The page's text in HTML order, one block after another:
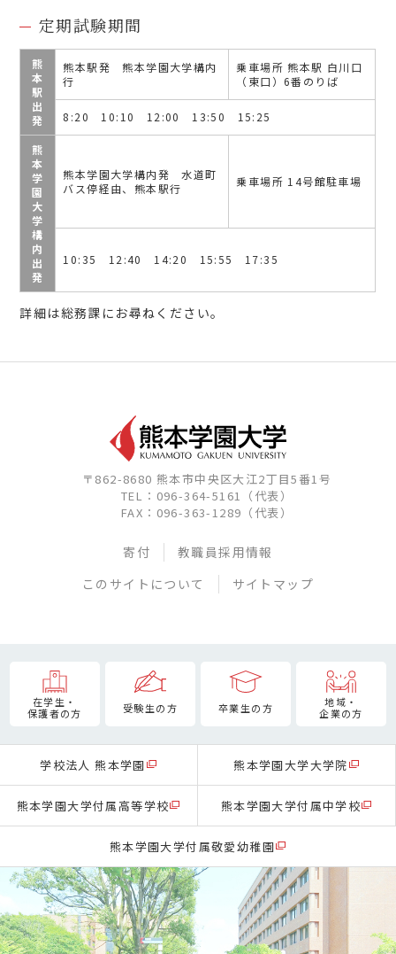
定期試験期間
熊
本
駅
出
発
熊本駅発 熊本学園大学構内
行
乗車場所 熊本駅 白川口
（東口）6番のりば
8:20 10:10 12:00 13:50 15:25
熊
本
学
園
大
学
構
内
出
発
熊本学園大学構内発 水道町
バス停経由、熊本駅行
乗車場所 14号館駐車場
10:35 12:40 14:20 15:55 17:35
詳細は総務課にお尋ねください。
〒862-8680 熊本市中央区大江2丁目5番1号
TEL：096-364-5161（代表）
FAX：096-363-1289（代表）
寄付
教職員採用情報
このサイトについて
サイトマップ
在学生・
保護者の方
受験生の方 卒業生の方
地域・
企業の方
学校法人 熊本学園 熊本学園大学大学院
熊本学園大学付属高等学校 熊本学園大学付属中学校
熊本学園大学付属敬愛幼稚園